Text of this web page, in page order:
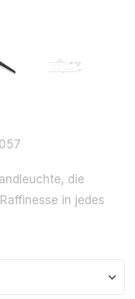
die
in jedes